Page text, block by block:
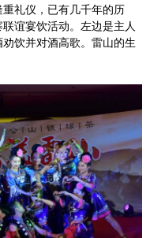
礼仪，已有几千年的历
谊宴饮活动。左边是主人
饮并对酒高歌。雷山的生